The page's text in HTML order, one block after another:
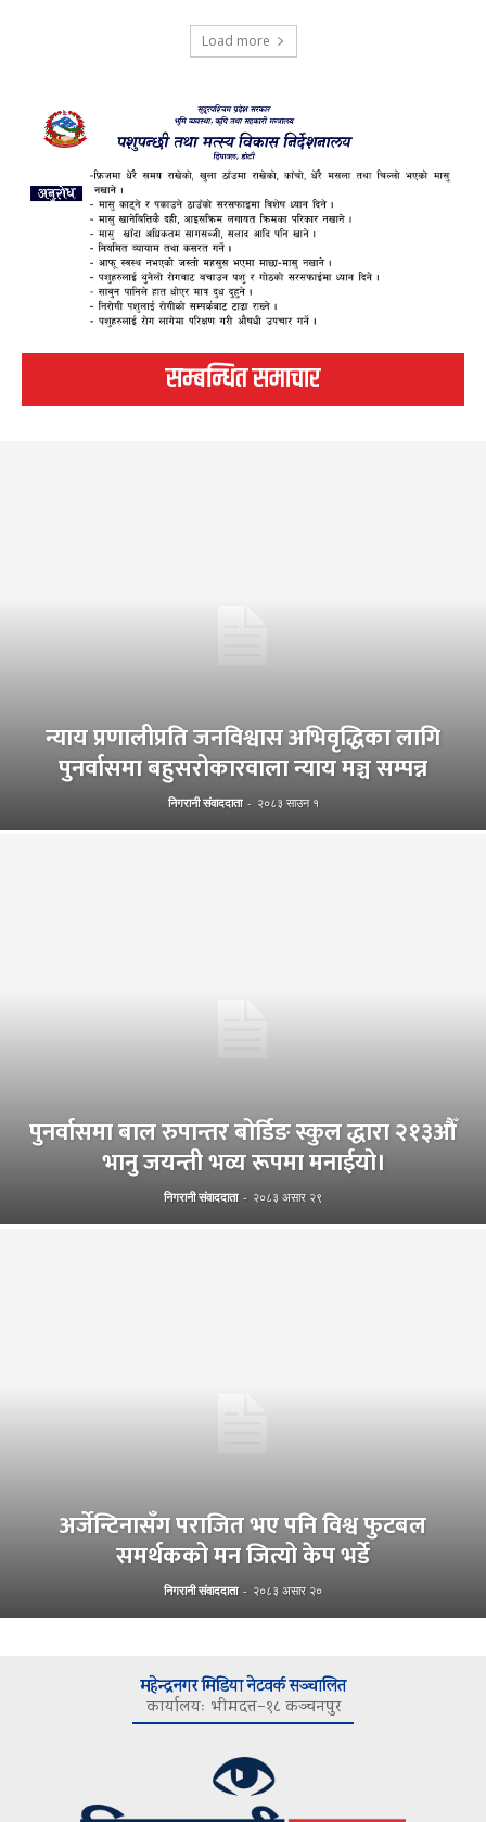
Load more
सम्बन्धित समाचार
न्याय प्रणालीप्रति जनविश्वास अभिवृद्धिका लागि
पुनर्वासमा बहुसरोकारवाला न्याय मञ्च सम्पन्न
निगरानी संवाददाता - २०८३ साउन १
पुनर्वासमा बाल रुपान्तर बोर्डिङ स्कुल द्धारा २१३औँ
भानु जयन्ती भव्य रूपमा मनाईयो।
निगरानी संवाददाता - २०८३ असार २९
अर्जेन्टिनासँग पराजित भए पनि विश्व फुटबल
समर्थकको मन जित्यो केप भर्डे
निगरानी संवाददाता - २०८३ असार २०
महेन्द्रनगर मिडिया नेटवर्क सञ्चालित
कार्यालयः भीमदत्त–१८ कञ्चनपुर